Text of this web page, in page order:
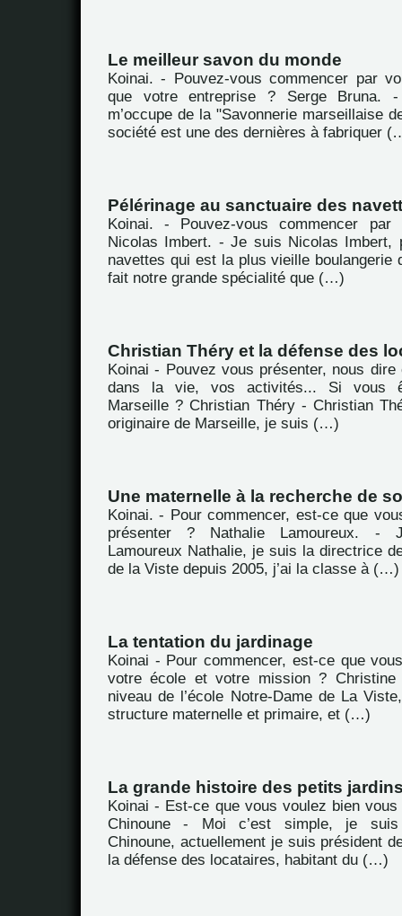
Le meilleur savon du monde
Koinai. - Pouvez-vous commencer par
que votre entreprise ? Serge Bruna.
m’occupe de la "Savonnerie marseillaise
société est une des dernières à fabriquer
Pélérinage au sanctuaire des
Koinai. - Pouvez-vous commencer
Nicolas Imbert. - Je suis Nicolas Imbert,
navettes qui est la plus vieille boulangerie
fait notre grande spécialité que (…)
Christian Théry et la défense des
Koinai - Pouvez vous présenter, nous
dans la vie, vos activités... Si vous
Marseille ? Christian Théry - Christian
originaire de Marseille, je suis (…)
Une maternelle à la recherche de
Koinai. - Pour commencer, est-ce que
présenter ? Nathalie Lamoureux. -
Lamoureux Nathalie, je suis la directrice
de la Viste depuis 2005, j’ai la classe à (…)
La tentation du jardinage
Koinai - Pour commencer, est-ce que
votre école et votre mission ?
niveau de l’école Notre-Dame de La
structure maternelle et primaire, et (…)
La grande histoire des petits
Koinai - Est-ce que vous voulez bien
Chinoune - Moi c’est simple, je suis
Chinoune, actuellement je suis président
la défense des locataires, habitant du (…)